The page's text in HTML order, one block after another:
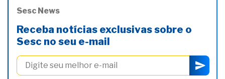
Sesc News
Receba notícias exclusivas sobre o
Sesc no seu e-mail